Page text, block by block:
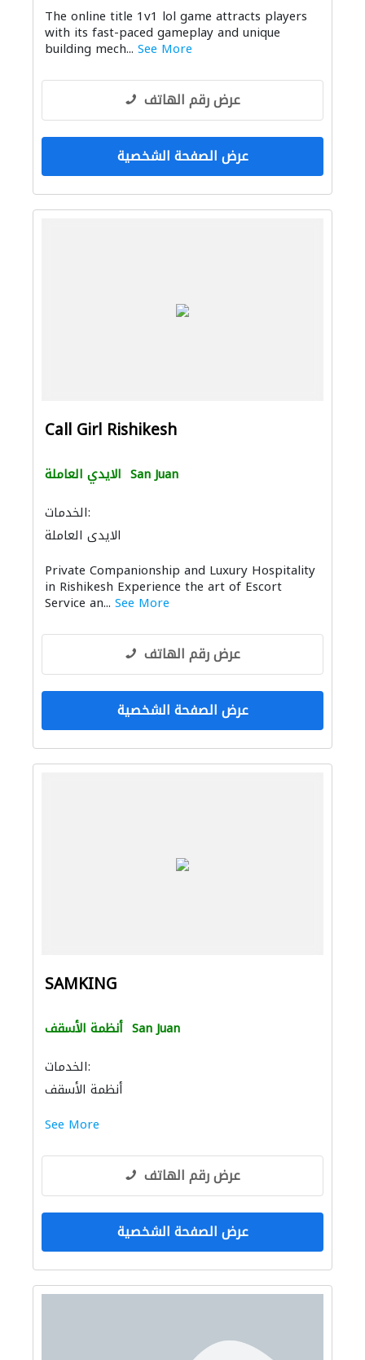
The online title 1v1 lol game attracts players
with its fast-paced gameplay and unique
building mech... See More
عرض رقم الهاتف
عرض الصفحة الشخصية
Call Girl Rishikesh
الايدي العاملة San Juan
الخدمات:
الايدي العاملة
Private Companionship and Luxury Hospitality
in Rishikesh Experience the art of Escort
Service an... See More
عرض رقم الهاتف
عرض الصفحة الشخصية
SAMKING
أنظمة الأسقف San Juan
الخدمات:
أنظمة الأسقف
See More
عرض رقم الهاتف
عرض الصفحة الشخصية